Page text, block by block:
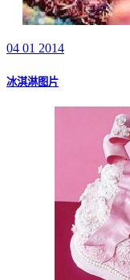
04 01 2014
冰淇淋图片